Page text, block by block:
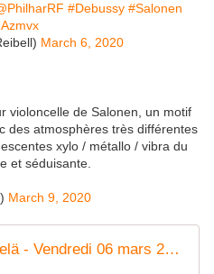
#Debussy #Salonen
March 6, 2020
violoncelle de Salonen, un motif
des atmosphères très différentes
xylo / métallo / vibra du
et séduisante.
March 9, 2020
Sibelius n°1, Klaus Mäkelä - Vendredi 06 mars 2020 - 20h00 Maison de la radio - Auditorium